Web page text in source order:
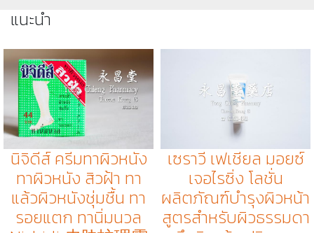
แนะนำ
นิจิดีส์ ครีมทาผิวหนัง
ทาผิวหนัง สิวฝ้า ทา
แล้วผิวหนังชุ่มชื้น ทา
รอยแตก ทานิ่มนวล
เซราวี เฟเชียล มอยซ์
เจอไรซิ่ง โลชั่น
ผลิตภัณฑ์บำรุงผิวหน้า
สูตรสำหรับผิวธรรมดา